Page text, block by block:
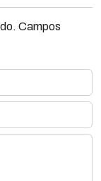
Campos